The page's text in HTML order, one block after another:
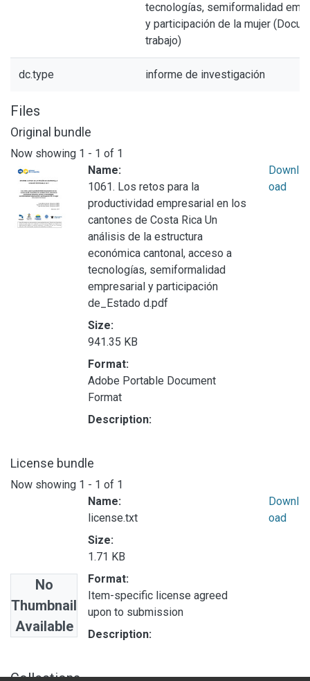
tecnologías, semiformalidad
y participación de la mujer
trabajo)
dc.type informe de investigación
Files
Original bundle
Now showing 1 - 1 of 1
Name:
1061. Los retos para la
productividad empresarial en los
cantones de Costa Rica Un
análisis de la estructura
económica cantonal, acceso a
tecnologías, semiformalidad
empresarial y participación
de_Estado d.pdf
Size:
941.35 KB
Format:
Adobe Portable Document
Format
Description:
Downl
oad
License bundle
Now showing 1 - 1 of 1
No
Thumbnail
Available
Name:
license.txt
Size:
1.71 KB
Format:
Item-specific license agreed
upon to submission
Description:
Downl
oad